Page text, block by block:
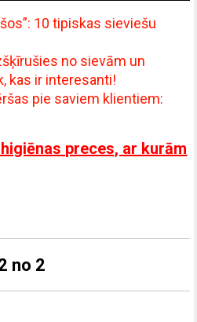
10 tipiskas sieviešu
no sievām un
kas ir interesanti!
pie saviem klientiem:
preces, ar kurām
no 2